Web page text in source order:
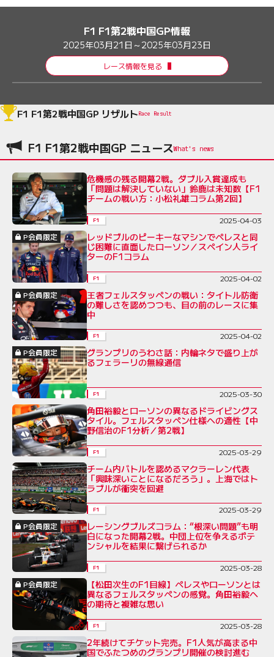
F1 F1第2戦中国GP情報
2025年03月21日～2025年03月23日
レース情報を見る
F1 F1第2戦中国GP リザルトRace Result
F1 F1第2戦中国GP ニュース
危機感の残る開幕2戦。ダブル入賞達成も
「問題は解決していない」鈴鹿は未知数【F1
チームの戦い方：小松礼雄コラム第2回】
F1
2025-04-03
P会員限定
レッドブルのピーキーなマシンでペレスと同
じ困難に直面したローソン／スペイン人ライ
ターのF1コラム
F1
2025-04-02
P会員限定
王者フェルスタッペンの戦い：タイトル防衛
の難しさを認めつつも、目の前のレースに集
中
F1
2025-04-02
P会員限定
グランプリのうわさ話：内輪ネタで盛り上が
るフェラーリの無線通信
F1 2025-03-30
角田裕毅とローソンの異なるドライビングス
タイル。フェルスタッペン仕様への適性【中
野信治のF1分析／第2戦】
F1 2025-03-29
チーム内バトルを認めるマクラーレン代表
「興味深いことになるだろう」。上海ではト
ラブルが衝突を回避
F1
2025-03-29
P会員限定
レーシングブルズコラム：“根深い問題”も明
白になった開幕2戦。中団上位を争えるポテ
ンシャルを結果に繋げられるか
F1
2025-03-28
P会員限定
【松田次生のF1目線】ペレスやローソンとは
異なるフェルスタッペンの感覚。角田裕毅へ
の期待と複雑な思い
F1 2025-03-28
2年続けてチケット完売。F1人気が高まる中
国でふたつめのグランプリ開催の検討進む